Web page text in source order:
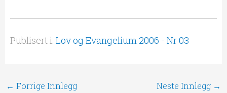
Publisert i: Lov og Evangelium 2006 - Nr 03
← Forrige Innlegg Neste Innlegg →